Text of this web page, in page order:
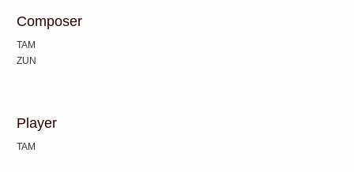
Composer
TAM
ZUN
Player
TAM